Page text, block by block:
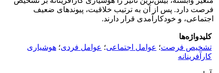
فرصت دارد. پس از آن به ترتیب خلاقیت، پیوندهای ضعیف
اجتماعی، و خودکارآمدی قرار دارند.
کلیدواژه‌ها
تشخیص فرصت؛ عوامل اجتماعی؛ عوامل فردی؛ هوشیاری
کارآفرینانه